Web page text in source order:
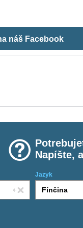
náš Facebook
Napíšte,
Jazyk